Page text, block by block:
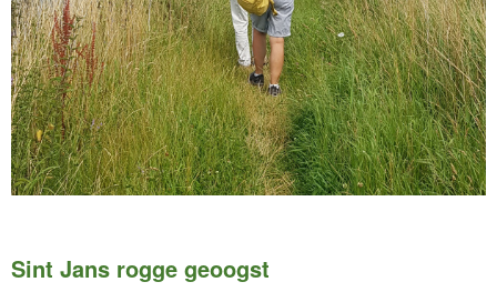
Sint Jans rogge geoogst